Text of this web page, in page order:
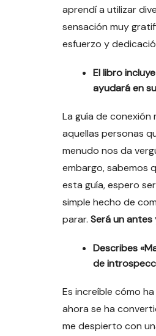
aprendí a utilizar
sensación muy
esfuerzo y
El libro
ayudará en
La guía de
aquellas personas
menudo nos da
embargo, sabemos
esta guía, espero
simple hecho de
parar. Será un antes
Describes
de
Es increíble cómo
ahora se ha
me despierto con